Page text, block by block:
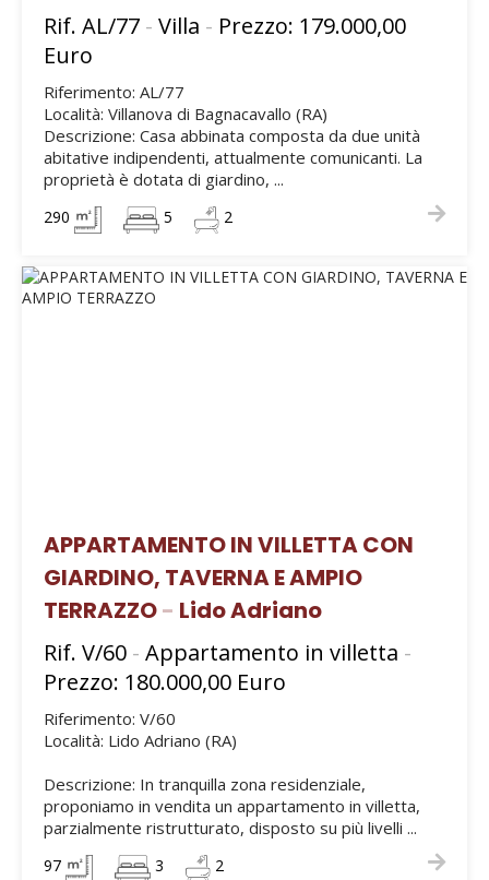
Rif. AL/77 - Villa - Prezzo: 179.000,00
Euro
Riferimento: AL/77
Località: Villanova di Bagnacavallo (RA)
Descrizione: Casa abbinata composta da due unità
abitative indipendenti, attualmente comunicanti. La
proprietà è dotata di giardino, ...
290 5 2
APPARTAMENTO IN VILLETTA CON
GIARDINO, TAVERNA E AMPIO
TERRAZZO- Lido Adriano
Rif. V/60 - Appartamento in villetta -
Prezzo: 180.000,00 Euro
Riferimento: V/60
Località: Lido Adriano (RA)
Descrizione: In tranquilla zona residenziale,
proponiamo in vendita un appartamento in villetta,
parzialmente ristrutturato, disposto su più livelli ...
97 3 2